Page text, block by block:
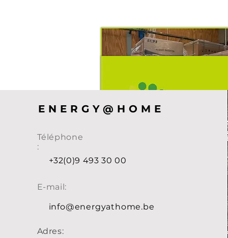
Quand le besoin est
Lisez ici comment
vient à la rescousse des
concernés par des
PANNEAUX
COMPTEUR
BATTERIE MAISON !
ENERGY@HOME
Téléphone
:
+32(0)9 493 30 00
E-mail:
info@energyathome.be
Adres: